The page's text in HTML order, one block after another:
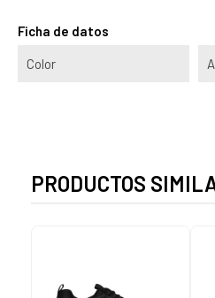
Ficha de datos
Color
PRODUCTOS